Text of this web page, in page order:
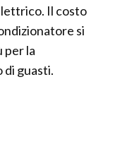
Il costo
si
per la
di guasti.